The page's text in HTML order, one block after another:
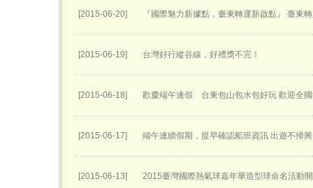
[2015-06-20] 『國際魅力新據點，臺東轉運新啟點』 臺東轉
[2015-06-19] 台灣好行縱谷線，好禮獎不完！
[2015-06-18] 歡慶端午連假 台東包山包水包好玩 歡迎全
[2015-06-17] 端午連續假期，提早確認船班資訊 出遊不掃興
[2015-06-13] 2015臺灣國際熱氣球嘉年華​造型球命名活動